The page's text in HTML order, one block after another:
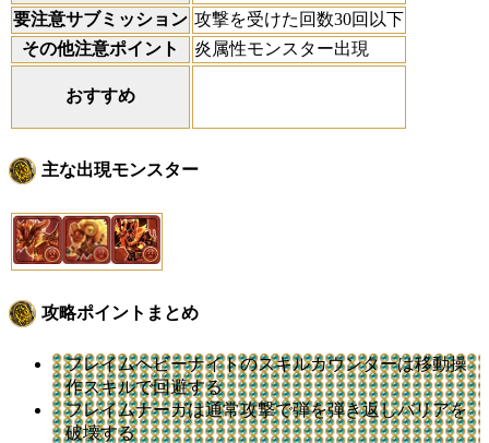
要注意サブミッション 攻撃を受けた回数30回以下
その他注意ポイント
炎属性モンスター出現
おすすめ
主な出現モンスター
攻略ポイントまとめ
フレイムヘビーナイトのスキルカウンターは移動操
作スキルで回避する
フレイムナーガは通常攻撃で弾を弾き返しバリアを
破壊する